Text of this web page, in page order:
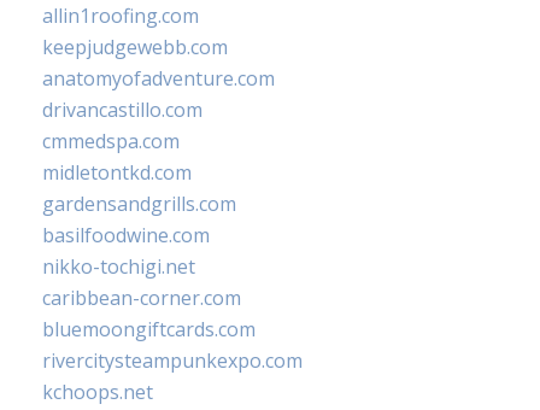
allin1roofing.com
keepjudgewebb.com
anatomyofadventure.com
drivancastillo.com
cmmedspa.com
midletontkd.com
gardensandgrills.com
basilfoodwine.com
nikko-tochigi.net
caribbean-corner.com
bluemoongiftcards.com
rivercitysteampunkexpo.com
kchoops.net